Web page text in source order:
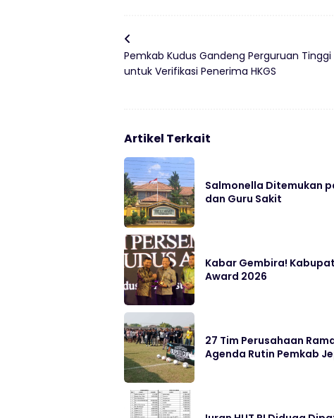
Pemkab Kudus Gandeng Perguruan Tinggi
untuk Verifikasi Penerima HKGS
Artikel Terkait
Salmonella Ditemukan
dan Guru Sakit
Kabar Gembira!
Award 2026
27 Tim Perusahaan
Agenda Rutin Pemkab